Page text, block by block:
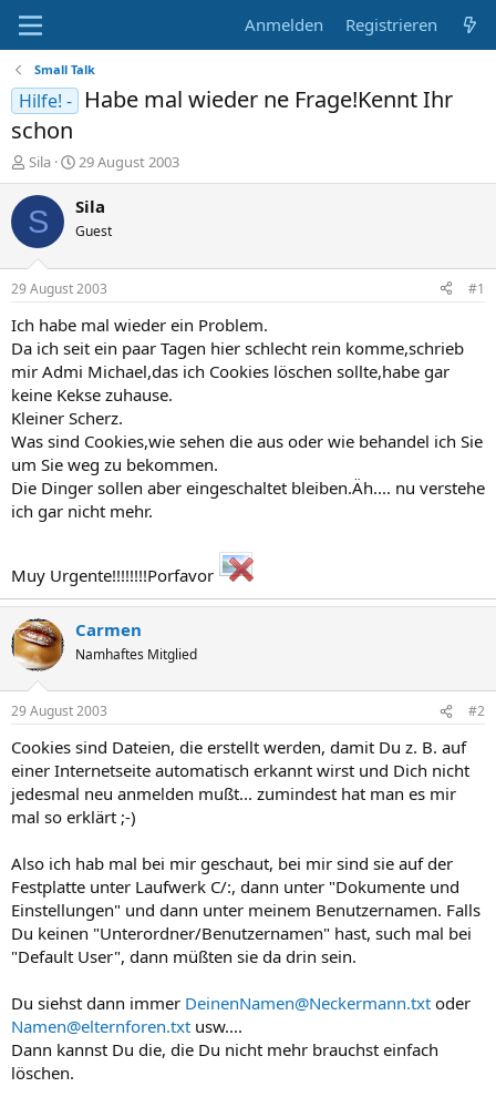
Anmelden Registrieren
Small Talk
Hilfe! -
Habe mal wieder ne Frage!Kennt Ihr
schon
E
r
s
t
e
r
Sila
E
r
s
e
l
t
a
m
29 August 2003
S Sila
Guest
29 August 2003 #1
Ich habe mal wieder ein Problem.
Da ich seit ein paar Tagen hier schlecht rein komme,schrieb
mir Admi Michael,das ich Cookies löschen sollte,habe gar
keine Kekse zuhause.
Kleiner Scherz.
Was sind Cookies,wie sehen die aus oder wie behandel ich Sie
um Sie weg zu bekommen.
Die Dinger sollen aber eingeschaltet bleiben.Äh.... nu verstehe
ich gar nicht mehr.
Muy Urgente!!!!!!!!Porfavor
Carmen
Namhaftes Mitglied
29 August 2003 #2
Cookies sind Dateien, die erstellt werden, damit Du z. B. auf
einer Internetseite automatisch erkannt wirst und Dich nicht
jedesmal neu anmelden mußt... zumindest hat man es mir
mal so erklärt ;-)
Also ich hab mal bei mir geschaut, bei mir sind sie auf der
Festplatte unter Laufwerk C/:, dann unter "Dokumente und
Einstellungen" und dann unter meinem Benutzernamen. Falls
Du keinen "Unterordner/Benutzernamen" hast, such mal bei
"Default User", dann müßten sie da drin sein.
Du siehst dann immer DeinenNamen@Neckermann.txt oder
Namen@elternforen.txt usw....
Dann kannst Du die, die Du nicht mehr brauchst einfach
löschen.